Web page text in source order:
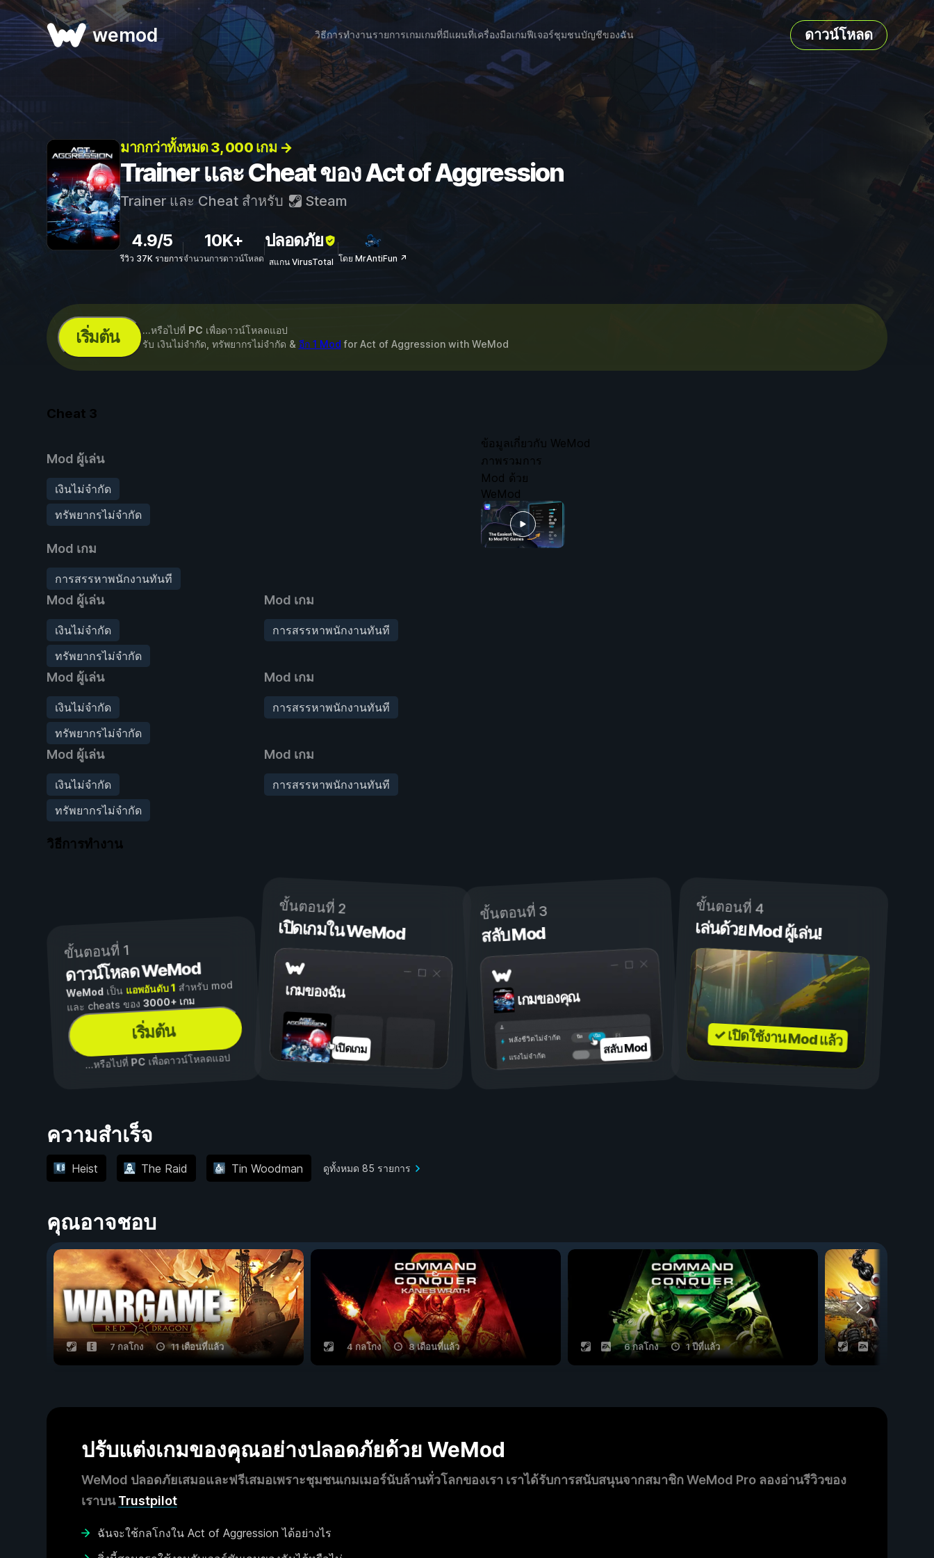
wemod วิธีการทำงานรายการเกมเกมที่มีแผนที่เครื่องมือเกมฟีเจอร์ชุมชนบัญชีของฉัน ดาวน์โหลด
มากกว่าทั้งหมด 3, 000 เกม →
Trainer และ Cheat ของ Act of Aggression
Trainer และ Cheat สำหรับ Steam
4.9/5
รีวิว 37K รายการ
10K+
จำนวนการดาวน์โหลด
ปลอดภัย
สแกน VirusTotal โดย MrAntiFun ↗
เริ่มต้น ...หรือไปที่ PC เพื่อดาวน์โหลดแอป
รับ เงินไม่จำกัด, ทรัพยากรไม่จำกัด & อีก 1 Mod for Act of Aggressionwith WeMod
Cheat 3
Mod ผู้เล่น
เงินไม่จำกัด
ทรัพยากรไม่จำกัด
Mod เกม
การสรรหาพนักงานทันที
Mod ผู้เล่น
เงินไม่จำกัด
ทรัพยากรไม่จำกัด
Mod เกม
การสรรหาพนักงานทันที
Mod ผู้เล่น
เงินไม่จำกัด
ทรัพยากรไม่จำกัด
Mod เกม
การสรรหาพนักงานทันที
Mod ผู้เล่น
เงินไม่จำกัด
ทรัพยากรไม่จำกัด
Mod เกม
การสรรหาพนักงานทันที
ข้อมูลเกี่ยวกับ WeMod
ภาพรวมการ
Mod ด้วย
WeMod
วิธีการทำงาน
ขั้นตอนที่ 1
ดาวน์โหลด WeMod
WeModเป็น แอพอันดับ 1 สำหรับ mod
และ cheats ของ3000+ เกม
เริ่มต้น
...หรือไปที่ PCเพื่อดาวน์โหลดแอป
ขั้นตอนที่ 2
เปิดเกมใน WeMod
เกมของฉัน
เปิดเกม
ขั้นตอนที่ 3
สลับ Mod
เกมของคุณ
เปิด
ปิด
พลังชีวิตไม่จำกัด
แรงไม่จำกัด สลับ Mod
ขั้นตอนที่ 4
เล่นด้วย Mod ผู้เล่น!
✓ เปิดใช้งาน Mod แล้ว
ความสำเร็จ
Heist The Raid Tin Woodman ดูทั้งหมด 85 รายการ
คุณอาจชอบ
7 กลโกง 11 เดือนที่แล้ว 4 กลโกง 8 เดือนที่แล้ว 6 กลโกง 1 ปีที่แล้ว
ปรับแต่งเกมของคุณอย่างปลอดภัยด้วย WeMod
WeMod ปลอดภัยเสมอและฟรีเสมอเพราะชุมชนเกมเมอร์นับล้านทั่วโลกของเรา เราได้รับการสนับสนุนจากสมาชิก WeMod Pro ลองอ่านรีวิวของ
เราบนTrustpilot
ฉันจะใช้กลโกงใน Act of Aggression ได้อย่างไร